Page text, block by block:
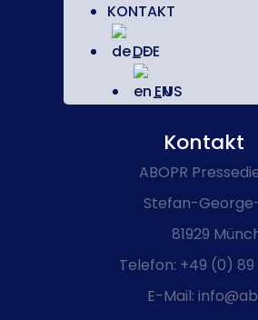
KONTAKT
DE
EN
Kontakt
ABOPR
Stefan-George-
81929
Telefon: +49 (0) 89
E-Mail: